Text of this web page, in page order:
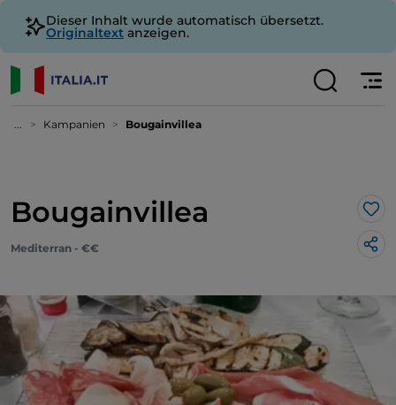
Dieser Inhalt wurde automatisch übersetzt.
Originaltext anzeigen.
... Kampanien Bougainvillea
Bougainvillea
Mediterran - €€